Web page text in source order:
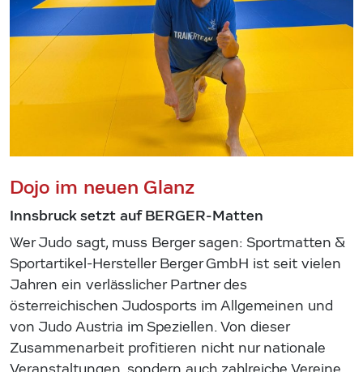
Dojo im neuen Glanz
Innsbruck setzt auf BERGER-Matten
Wer Judo sagt, muss Berger sagen: Sportmatten &
Sportartikel-Hersteller Berger GmbH ist seit vielen
Jahren ein verlässlicher Partner des
österreichischen Judosports im Allgemeinen und
von Judo Austria im Speziellen. Von dieser
Zusammenarbeit profitieren nicht nur nationale